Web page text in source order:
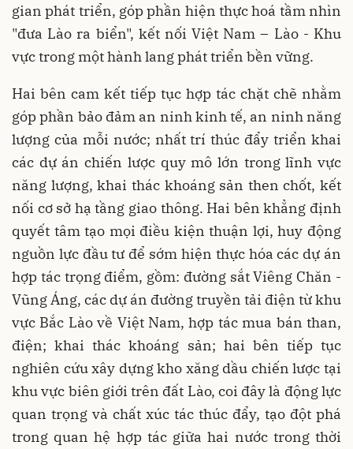
gian phát triển, góp phần hiện thực hoá tầm nhìn
"đưa Lào ra biển", kết nối Việt Nam – Lào - Khu
vực trong một hành lang phát triển bền vững.
Hai bên cam kết tiếp tục hợp tác chặt chẽ nhằm
góp phần bảo đảm an ninh kinh tế, an ninh năng
lượng của mỗi nước; nhất trí thúc đẩy triển khai
các dự án chiến lược quy mô lớn trong lĩnh vực
năng lượng, khai thác khoáng sản then chốt, kết
nối cơ sở hạ tầng giao thông. Hai bên khẳng định
quyết tâm tạo mọi điều kiện thuận lợi, huy động
nguồn lực đầu tư để sớm hiện thực hóa các dự án
hợp tác trọng điểm, gồm: đường sắt Viêng Chăn -
Vũng Áng, các dự án đường truyền tải điện từ khu
vực Bắc Lào về Việt Nam, hợp tác mua bán than,
điện; khai thác khoáng sản; hai bên tiếp tục
nghiên cứu xây dựng kho xăng dầu chiến lược tại
khu vực biên giới trên đất Lào, coi đây là động lực
quan trọng và chất xúc tác thúc đẩy, tạo đột phá
trong quan hệ hợp tác giữa hai nước trong thời